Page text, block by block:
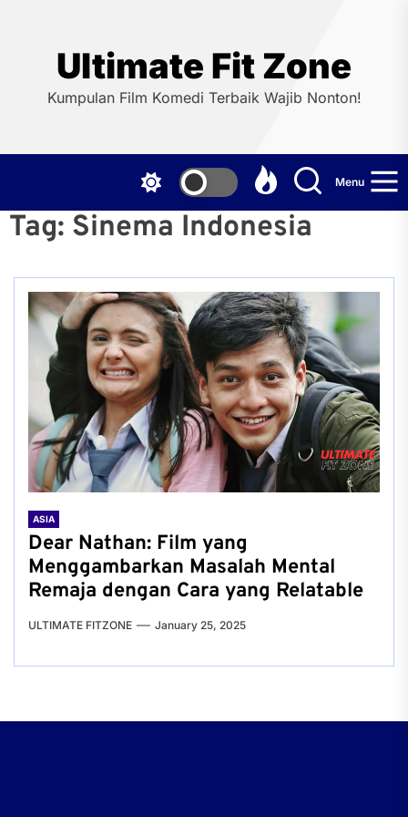
Ultimate Fit Zone
Kumpulan Film Komedi Terbaik Wajib Nonton!
Menu
Tag: Sinema Indonesia
ASIA
Dear Nathan: Film yang
Menggambarkan Masalah Mental
Remaja dengan Cara yang Relatable
ULTIMATE FITZONE January 25, 2025